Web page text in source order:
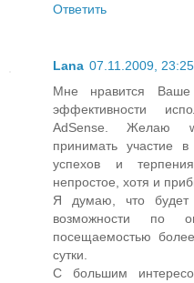
Ответить
Lana 07.11.2009, 23:25
Мне нравится
эффективности
AdSense. Желаю
принимать участие в
успехов и
непростое, хотя и
Я думаю, что будет
возможности по
посещаемостью
сутки.
С большим